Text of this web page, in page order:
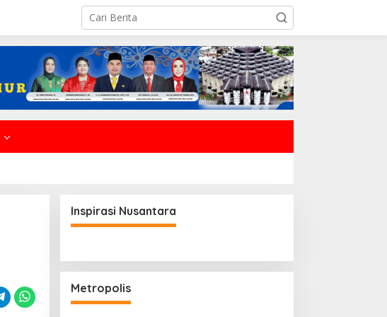
Inspirasi Nusantara
Metropolis